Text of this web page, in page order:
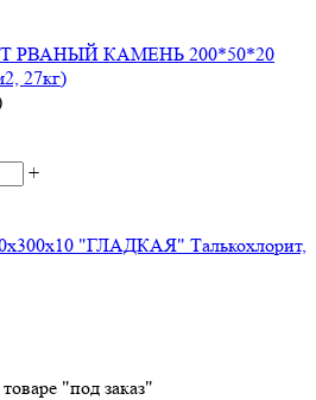
РВАНЫЙ КАМЕНЬ 200*50*20
27кг)
+
"ГЛАДКАЯ" Талькохлорит,
"под заказ"